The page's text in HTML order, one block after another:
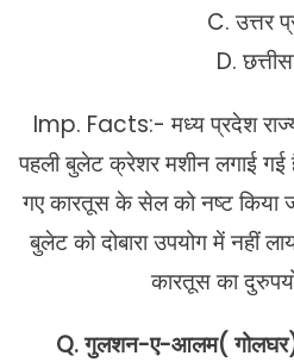
C. उत्तर
D.
Imp. Facts:- मध्य प्रदेश
पहली बुलेट क्रेशर मशीन लगाई
गए कारतूस के सेल को नष्ट किया
बुलेट को दोबारा उपयोग में नहीं
कारतूस का
Q. गुलशन-ए-आलम(